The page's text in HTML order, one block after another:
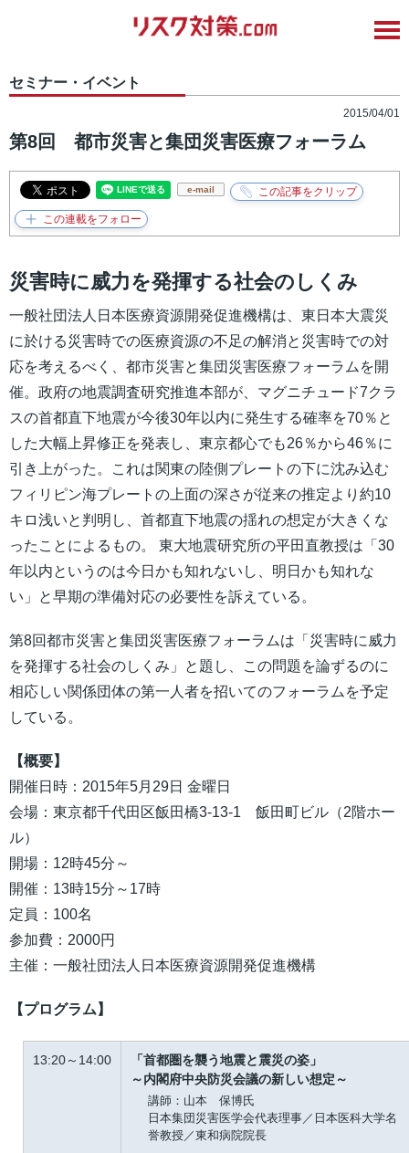
セミナー・イベント
2015/04/01
第8回 都市災害と集団災害医療フォーラム
e-mail
災害時に威力を発揮する社会のしくみ
一般社団法人日本医療資源開発促進機構は、東日本大震災
に於ける災害時での医療資源の不足の解消と災害時での対
応を考えるべく、都市災害と集団災害医療フォーラムを開
催。政府の地震調査研究推進本部が、マグニチュード7クラ
スの首都直下地震が今後30年以内に発生する確率を70％と
した大幅上昇修正を発表し、東京都心でも26％から46％に
引き上がった。これは関東の陸側プレートの下に沈み込む
フィリピン海プレートの上面の深さが従来の推定より約10
キロ浅いと判明し、首都直下地震の揺れの想定が大きくな
ったことによるもの。 東大地震研究所の平田直教授は「30
年以内というのは今日かも知れないし、明日かも知れな
い」と早期の準備対応の必要性を訴えている。
第8回都市災害と集団災害医療フォーラムは「災害時に威力
を発揮する社会のしくみ」と題し、この問題を論ずるのに
相応しい関係団体の第一人者を招いてのフォーラムを予定
している。
【概要】
開催日時：2015年5月29日 金曜日
会場：東京都千代田区飯田橋3-13-1 飯田町ビル（2階ホー
ル）
開場：12時45分～
開催：13時15分～17時
定員：100名
参加費：2000円
主催：一般社団法人日本医療資源開発促進機構
【プログラム】
13:20～14:00 「首都圏を襲う地震と震災の姿」
～内閣府中央防災会議の新しい想定～
講師：山本 保博氏
日本集団災害医学会代表理事／日本医科大学名
誉教授／東和病院院長